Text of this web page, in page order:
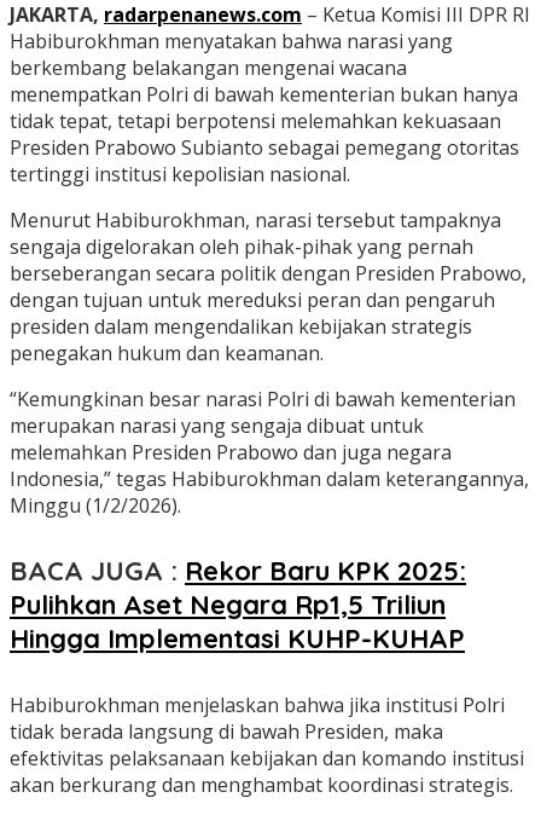
JAKARTA, radarpenanews.com – Ketua Komisi III DPR RI
Habiburokhman menyatakan bahwa narasi yang
berkembang belakangan mengenai wacana
menempatkan Polri di bawah kementerian bukan hanya
tidak tepat, tetapi berpotensi melemahkan kekuasaan
Presiden Prabowo Subianto sebagai pemegang otoritas
tertinggi institusi kepolisian nasional.
Menurut Habiburokhman, narasi tersebut tampaknya
sengaja digelorakan oleh pihak-pihak yang pernah
berseberangan secara politik dengan Presiden Prabowo,
dengan tujuan untuk mereduksi peran dan pengaruh
presiden dalam mengendalikan kebijakan strategis
penegakan hukum dan keamanan.
“Kemungkinan besar narasi Polri di bawah kementerian
merupakan narasi yang sengaja dibuat untuk
melemahkan Presiden Prabowo dan juga negara
Indonesia,” tegas Habiburokhman dalam keterangannya,
Minggu (1/2/2026).
BACA JUGA : Rekor Baru KPK 2025:
Pulihkan Aset Negara Rp1,5 Triliun
Hingga Implementasi KUHP-KUHAP
Habiburokhman menjelaskan bahwa jika institusi Polri
tidak berada langsung di bawah Presiden, maka
efektivitas pelaksanaan kebijakan dan komando institusi
akan berkurang dan menghambat koordinasi strategis.